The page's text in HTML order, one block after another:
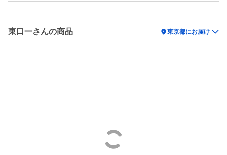
東口一さんの商品 location_on東京都にお届け